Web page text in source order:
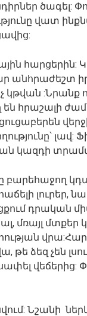
ծագել:
վատ
հարցերին:
անհրաժեշտ
կթվան
են հրաշալի
լավ:
կազդի
բարեհաջող
լուրեր,
դրական
մռայլ մտքեր
թե ձեզ չեն
վեճերից:
Նշանի